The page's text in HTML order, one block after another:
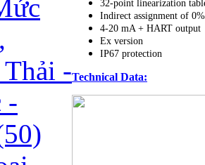
-
-
32-point linearization
Indirect assignment of
4-20 mA + HART output
Ex version
IP67 protection
Technical Data: